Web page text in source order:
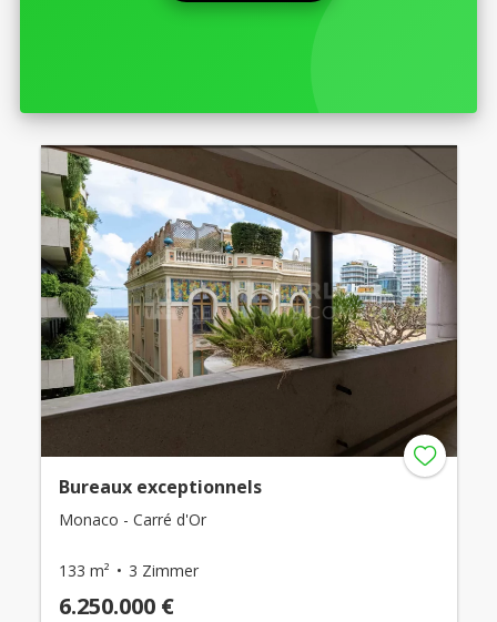
Bureaux exceptionnels
Monaco - Carré d'Or
133 m² 3 Zimmer
6.250.000 €